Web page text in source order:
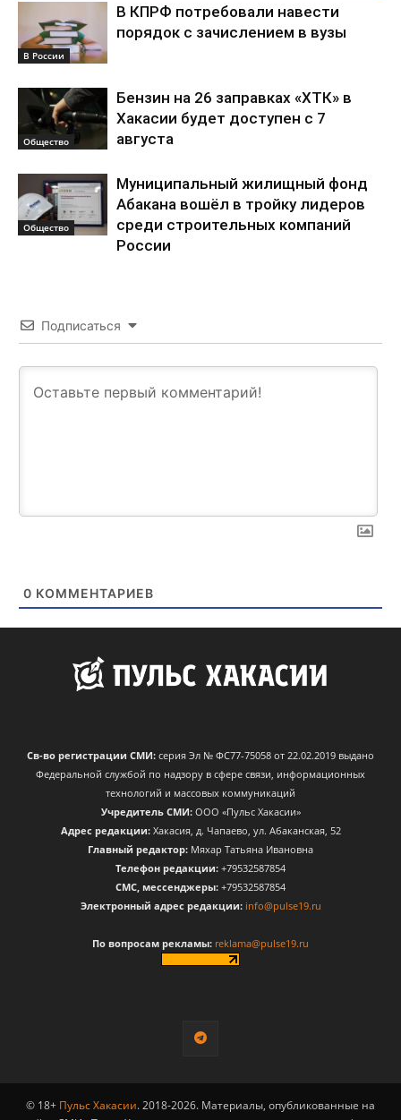
В России
В КПРФ потребовали навести
порядок с зачислением в вузы
Общество
Бензин на 26 заправках «ХТК» в
Хакасии будет доступен с 7
августа
Общество
Муниципальный жилищный фонд
Абакана вошёл в тройку лидеров
среди строительных компаний
России
Подписаться
0 КОММЕНТАРИЕВ
Св-во регистрации СМИ: серия Эл № ФС77-75058 от 22.02.2019 выдано
Федеральной службой по надзору в сфере связи, информационных
технологий и массовых коммуникаций
Учредитель СМИ:ООО «Пульс Хакасии»
Адрес редакции:Хакасия, д. Чапаево, ул. Абаканская, 52
Главный редактор: Мяхар Татьяна Ивановна
Телефон редакции: +79532587854
CМС, мессенджеры: +79532587854
Электронный адрес редакции: info@pulse19.ru
По вопросам рекламы: reklama@pulse19.ru
© 18+ Пульс Хакасии. 2018-2026. Материалы, опубликованные на